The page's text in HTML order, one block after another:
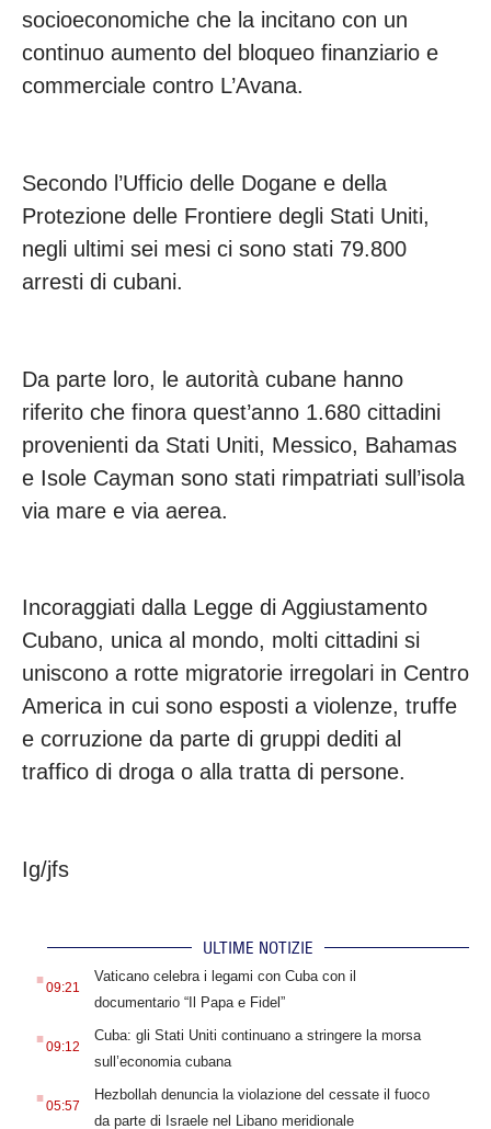
socioeconomiche che la incitano con un
continuo aumento del bloqueo finanziario e
commerciale contro L’Avana.
Secondo l’Ufficio delle Dogane e della
Protezione delle Frontiere degli Stati Uniti,
negli ultimi sei mesi ci sono stati 79.800
arresti di cubani.
Da parte loro, le autorità cubane hanno
riferito che finora quest’anno 1.680 cittadini
provenienti da Stati Uniti, Messico, Bahamas
e Isole Cayman sono stati rimpatriati sull’isola
via mare e via aerea.
Incoraggiati dalla Legge di Aggiustamento
Cubano, unica al mondo, molti cittadini si
uniscono a rotte migratorie irregolari in Centro
America in cui sono esposti a violenze, truffe
e corruzione da parte di gruppi dediti al
traffico di droga o alla tratta di persone.
Ig/jfs
ULTIME NOTIZIE
.09:21
Vaticano celebra i legami con Cuba con il
documentario “Il Papa e Fidel”
.09:12
Cuba: gli Stati Uniti continuano a stringere la morsa
sull’economia cubana
.05:57
Hezbollah denuncia la violazione del cessate il fuoco
da parte di Israele nel Libano meridionale